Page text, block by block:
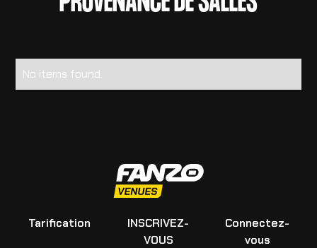
No items found.
Tarification
INSCRIVEZ-
VOUS
Connectez-
vous